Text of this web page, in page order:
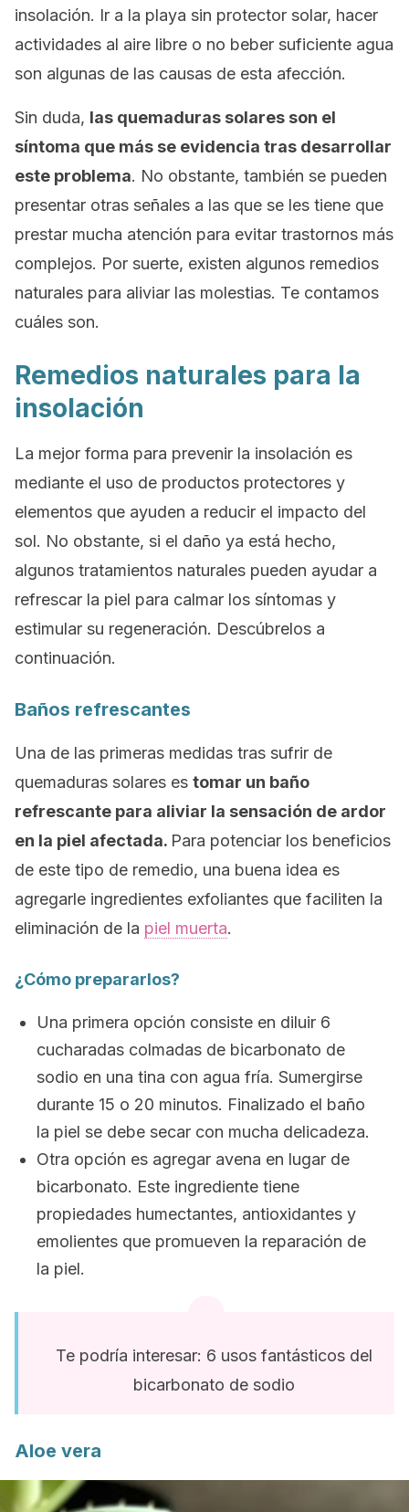
insolación. Ir a la playa sin protector solar, hacer
actividades al aire libre o no beber suficiente agua
son algunas de las causas de esta afección.
Sin duda, las quemaduras solares son el
síntoma que más se evidencia tras desarrollar
este problema. No obstante, también se pueden
presentar otras señales a las que se les tiene que
prestar mucha atención para evitar trastornos más
complejos. Por suerte, existen algunos remedios
naturales para aliviar las molestias. Te contamos
cuáles son.
Remedios naturales para la
insolación
La mejor forma para prevenir la insolación es
mediante el uso de productos protectores y
elementos que ayuden a reducir el impacto del
sol. No obstante, si el daño ya está hecho,
algunos tratamientos naturales pueden ayudar a
refrescar la piel para calmar los síntomas y
estimular su regeneración. Descúbrelos a
continuación.
Baños refrescantes
Una de las primeras medidas tras sufrir de
quemaduras solares es tomar un baño
refrescante para aliviar la sensación de ardor
en la piel afectada. Para potenciar los beneficios
de este tipo de remedio, una buena idea es
agregarle ingredientes exfoliantes que faciliten la
eliminación de la piel muerta.
¿Cómo prepararlos?
Una primera opción consiste en diluir 6
cucharadas colmadas de bicarbonato de
sodio en una tina con agua fría. Sumergirse
durante 15 o 20 minutos. Finalizado el baño
la piel se debe secar con mucha delicadeza.
Otra opción es agregar avena en lugar de
bicarbonato. Este ingrediente tiene
propiedades humectantes, antioxidantes y
emolientes que promueven la reparación de
la piel.
Te podría interesar: 6 usos fantásticos del
bicarbonato de sodio
Aloe vera